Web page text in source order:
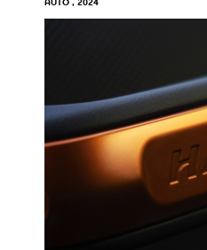
AUTO , 2024